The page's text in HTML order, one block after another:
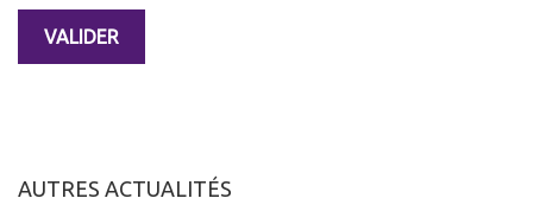
AUTRES ACTUALITÉS